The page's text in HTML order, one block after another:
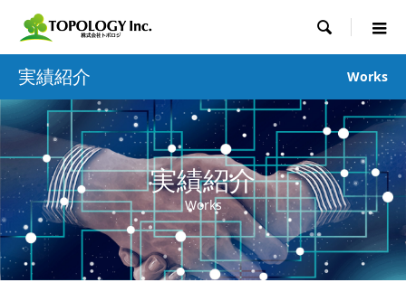

実績紹介 Works
実績紹介
Works